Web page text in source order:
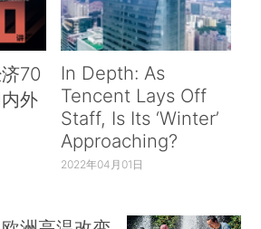
70
外
In Depth: As
Tencent Lays Off
Staff, Is Its ‘Winter’
Approaching?
2022年04月01日